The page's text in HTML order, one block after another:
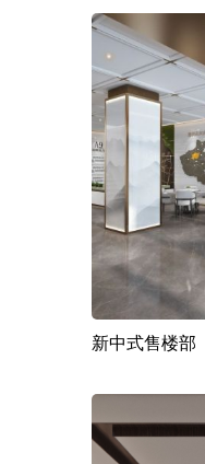
新中式售楼部